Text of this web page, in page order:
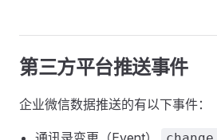
第三方平台推送事件
企业微信数据推送的有以下事件：